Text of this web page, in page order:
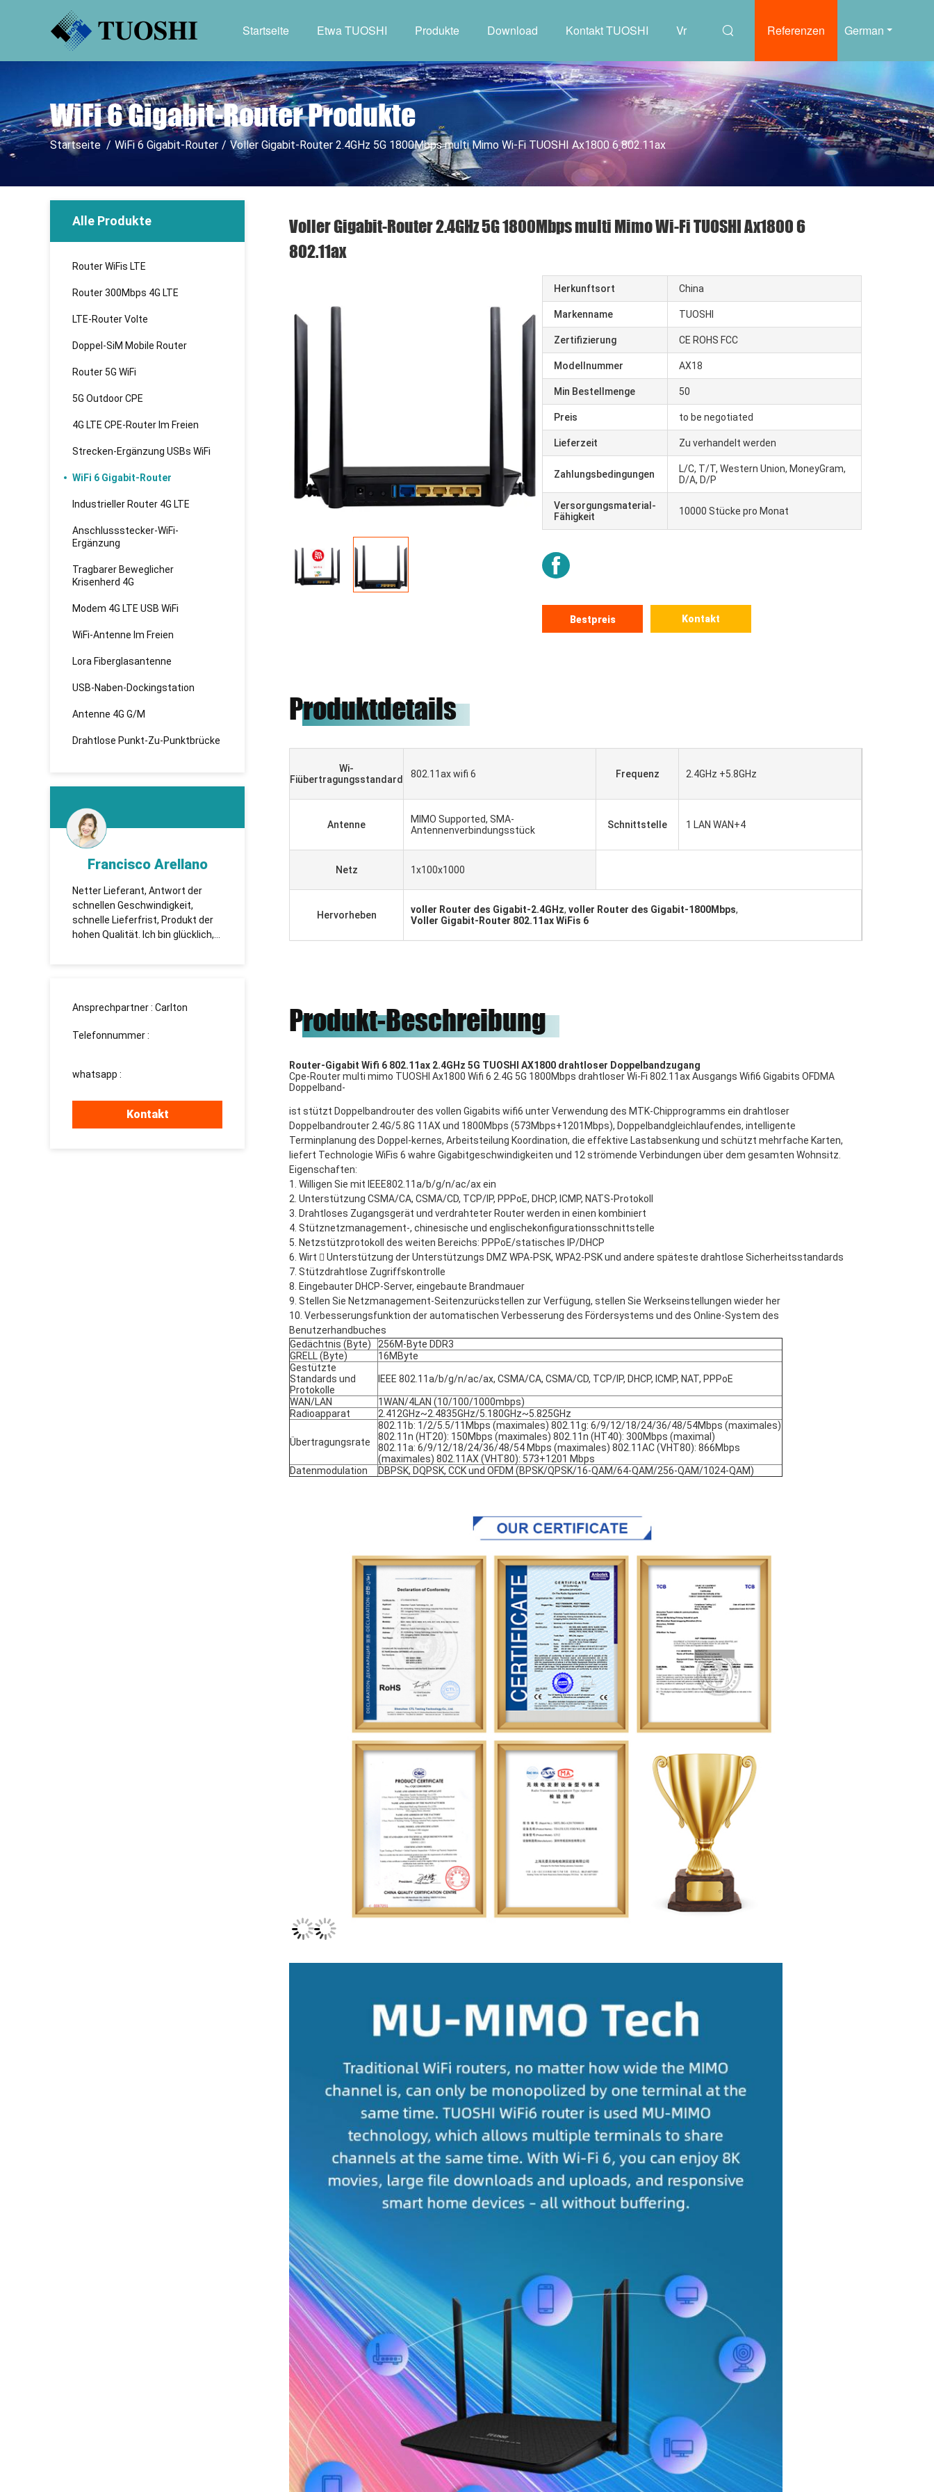
German
Referenzen
Startseite Etwa TUOSHI Produkte Download Kontakt TUOSHI Vr
WiFi 6 Gigabit-Router Produkte
Startseite / WiFi 6 Gigabit-Router / Voller Gigabit-Router 2.4GHz 5G 1800Mbps multi Mimo Wi-Fi TUOSHI Ax1800 6 802.11ax
Alle Produkte
Router WiFis LTE
Router 300Mbps 4G LTE
LTE-Router Volte
Doppel-SiM Mobile Router
Router 5G WiFi
5G Outdoor CPE
4G LTE CPE-Router Im Freien
Strecken-Ergänzung USBs WiFi
WiFi 6 Gigabit-Router
Industrieller Router 4G LTE
Anschlussstecker-WiFi-
Ergänzung
Tragbarer Beweglicher
Krisenherd 4G
Modem 4G LTE USB WiFi
WiFi-Antenne Im Freien
Lora Fiberglasantenne
USB-Naben-Dockingstation
Antenne 4G G/M
Drahtlose Punkt-Zu-Punktbrücke
KHADBAATAR
TUOSHI - надежная компания,
которая впервые установила
сотрудничество и имеет
долгосрочное сотрудничество.
Gabriel Haddad
Wir sind zum Arbeiten gewesen,
mit zusammen für 5 Jahre, sie
sind guter Lieferant und gute
Ansprechpartner : Carlton
Telefonnummer :
whatsapp :
Kontakt
Voller Gigabit-Router 2.4GHz 5G 1800Mbps multi Mimo Wi-Fi TUOSHI Ax1800 6
802.11ax
Herkunftsort China
Markenname TUOSHI
Zertifizierung CE ROHS FCC
Modellnummer AX18
Min Bestellmenge 50
Preis to be negotiated
Lieferzeit Zu verhandelt werden
Zahlungsbedingungen
L/C, T/T, Western Union, MoneyGram,
D/A, D/P
Versorgungsmaterial-
Fähigkeit
10000 Stücke pro Monat
Bestpreis Kontakt
Produktdetails
Wi-
Fiübertragungsstandard
802.11ax wifi 6 Frequenz 2.4GHz +5.8GHz
Antenne
MIMO Supported, SMA-
Antennenverbindungsstück
Schnittstelle 1 LAN WAN+4
Netz 1x100x1000
Hervorheben voller Router des Gigabit-2.4GHz, voller Router des Gigabit-1800Mbps,
Voller Gigabit-Router 802.11ax WiFis 6
Produkt-Beschreibung
Router-Gigabit Wifi 6 802.11ax 2.4GHz 5G TUOSHI AX1800 drahtloser Doppelbandzugang
Cpe-Router multi mimo TUOSHI Ax1800 Wifi 6 2.4G 5G 1800Mbps drahtloser Wi-Fi 802.11ax Ausgangs Wifi6 Gigabits OFDMA
Doppelband-
ist stützt Doppelbandrouter des vollen Gigabits wifi6 unter Verwendung des MTK-Chipprogramms ein drahtloser
Doppelbandrouter 2.4G/5.8G 11AX und 1800Mbps (573Mbps+1201Mbps), Doppelbandgleichlaufendes, intelligente
Terminplanung des Doppel-kernes, Arbeitsteilung Koordination, die effektive Lastabsenkung und schützt mehrfache Karten,
liefert Technologie WiFis 6 wahre Gigabitgeschwindigkeiten und 12 strömende Verbindungen über dem gesamten Wohnsitz.
Eigenschaften:
1. Willigen Sie mit IEEE802.11a/b/g/n/ac/ax ein
2. Unterstützung CSMA/CA, CSMA/CD, TCP/IP, PPPoE, DHCP, ICMP, NATS-Protokoll
3. Drahtloses Zugangsgerät und verdrahteter Router werden in einen kombiniert
4. Stütznetzmanagement-, chinesische und englischekonfigurationsschnittstelle
5. Netzstützprotokoll des weiten Bereichs: PPPoE/statisches IP/DHCP
6. Wirt  Unterstützung der Unterstützungs DMZ WPA-PSK, WPA2-PSK und andere späteste drahtlose Sicherheitsstandards
7. Stützdrahtlose Zugriffskontrolle
8. Eingebauter DHCP-Server, eingebaute Brandmauer
9. Stellen Sie Netzmanagement-Seitenzurückstellen zur Verfügung, stellen Sie Werkseinstellungen wieder her
10. Verbesserungsfunktion der automatischen Verbesserung des Fördersystems und des Online-System des
Benutzerhandbuches
Gedächtnis (Byte)
256M-Byte DDR3
GRELL (Byte)
16MByte
Gestützte
Standards und
Protokolle
IEEE 802.11a/b/g/n/ac/ax, CSMA/CA, CSMA/CD, TCP/IP, DHCP, ICMP, NAT, PPPoE
WAN/LAN
1WAN/4LAN (10/100/1000mbps)
Radioapparat
2.412GHz~2.4835GHz/5.180GHz~5.825GHz
Übertragungsrate
802.11b: 1/2/5.5/11Mbps (maximales) 802.11g: 6/9/12/18/24/36/48/54Mbps (maximales)
802.11n (HT20): 150Mbps (maximales) 802.11n (HT40): 300Mbps (maximal)
802.11a: 6/9/12/18/24/36/48/54 Mbps (maximales) 802.11AC (VHT80): 866Mbps
(maximales) 802.11AX (VHT80): 573+1201 Mbps
Datenmodulation
DBPSK, DQPSK, CCK und OFDM (BPSK/QPSK/16-QAM/64-QAM/256-QAM/1024-QAM)